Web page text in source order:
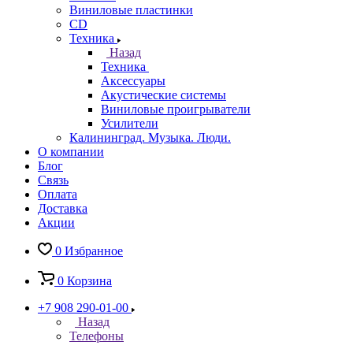
Виниловые пластинки
CD
Техника
Назад
Техника
Аксессуары
Акустические системы
Виниловые проигрыватели
Усилители
Калининград. Музыка. Люди.
О компании
Блог
Связь
Оплата
Доставка
Акции
0 Избранное
0 Корзина
+7 908 290-01-00
Назад
Телефоны